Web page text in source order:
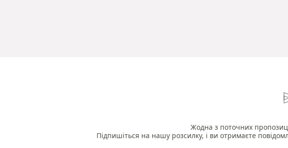
Жодна з поточних
Підпишіться на нашу розсилку, і ви отримаєте